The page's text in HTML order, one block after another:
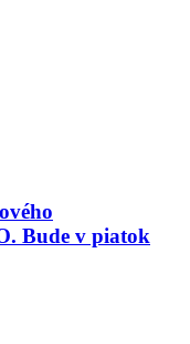
Bude v piatok